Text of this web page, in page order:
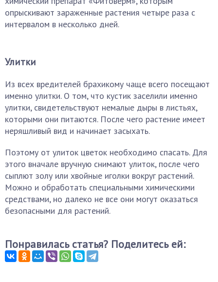
опрыскивают зараженные растения четыре раза с
интервалом в несколько дней.
Улитки
Из всех вредителей брахикому чаще всего посещают
именно улитки. О том, что кустик заселили именно
улитки, свидетельствуют немалые дыры в листьях,
которыми они питаются. После чего растение имеет
неряшливый вид и начинает засыхать.
Поэтому от улиток цветок необходимо спасать. Для
этого вначале вручную снимают улиток, после чего
сыплют золу или хвойные иголки вокруг растений.
Можно и обработать специальными химическими
средствами, но далеко не все они могут оказаться
безопасными для растений.
Понравилась статья? Поделитесь ей: